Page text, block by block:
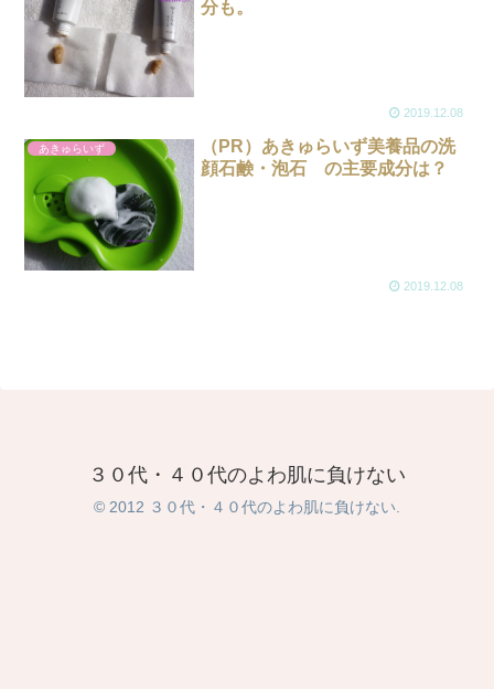
分も。
2019.12.08
あきゅらいず
（PR）あきゅらいず美養品の洗
顔石鹸・泡石 の主要成分は？
2019.12.08
３０代・４０代のよわ肌に負けない
© 2012 ３０代・４０代のよわ肌に負けない.